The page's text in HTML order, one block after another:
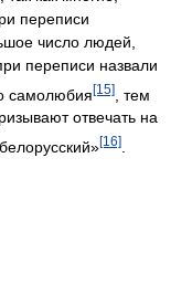
переписи
число людей,
переписи назвали
самолюбия[15]
, тем
отвечать на
[16]